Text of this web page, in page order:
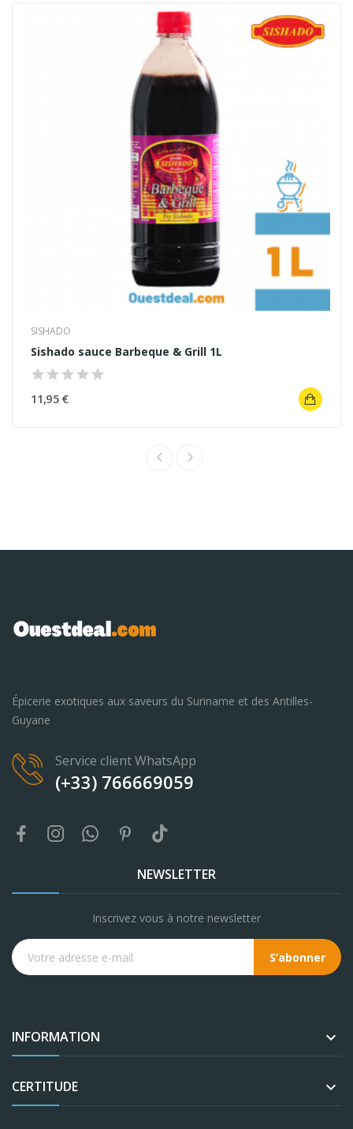
SISHADO
Sishado sauce Barbeque & Grill 1L
11,95 €
Épicerie exotiques aux saveurs du Suriname et des Antilles-
Guyane
Service client WhatsApp
(+33) 766669059
NEWSLETTER
Inscrivez vous à notre newsletter
S’abonner
INFORMATION 
CERTITUDE 